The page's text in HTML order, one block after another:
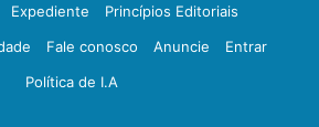
Expediente
Princípios Editoriais
Fale conosco Anuncie
Entrar
Política de I.A